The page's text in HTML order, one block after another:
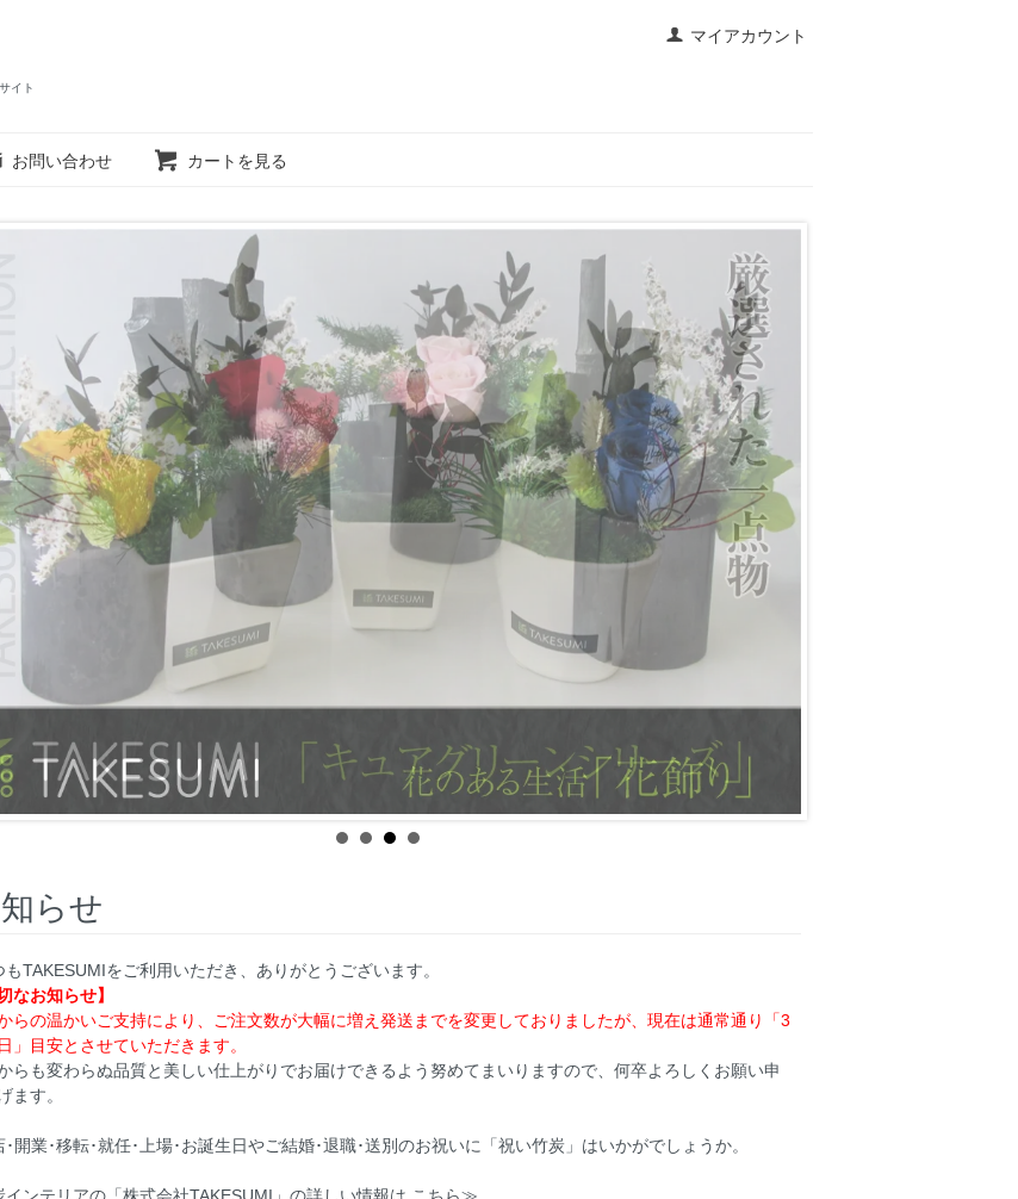
マイアカウント
イト
お問い合わせ カートを見る
らせ
もTAKESUMIをご利用いただき、ありがとうございます。
なお知らせ】
らの温かいご支持により、ご注文数が大幅に増え発送までを変更しておりましたが、現在は通常通り「3
」目安とさせていただきます。
らも変わらぬ品質と美しい仕上がりでお届けできるよう努めてまいりますので、何卒よろしくお願い申
ます。
･開業･移転･就任･上場･お誕生日やご結婚･退職･送別のお祝いに「祝い竹炭」はいかがでしょうか。